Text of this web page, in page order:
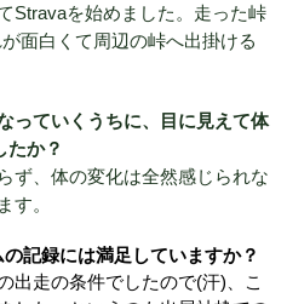
Stravaを始めました。走った峠
面白くて周辺の峠へ出掛ける
っていくうちに、目に見えて体
たか？
ず、体の変化は全然感じられな
す。
記録には満足していますか？
出走の条件でしたので(汗) 、こ